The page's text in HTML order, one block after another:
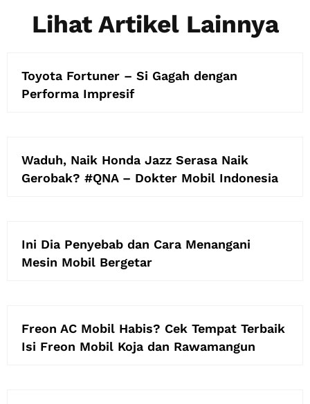
Lihat Artikel Lainnya
Toyota Fortuner – Si Gagah dengan
Performa Impresif
Waduh, Naik Honda Jazz Serasa Naik
Gerobak? #QNA – Dokter Mobil Indonesia
Ini Dia Penyebab dan Cara Menangani
Mesin Mobil Bergetar
Freon AC Mobil Habis? Cek Tempat Terbaik
Isi Freon Mobil Koja dan Rawamangun